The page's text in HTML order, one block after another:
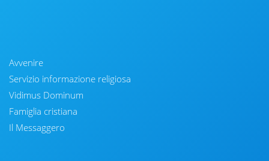
Avvenire
Servizio informazione religiosa
Vidimus Dominum
Famiglia cristiana
Il Messaggero